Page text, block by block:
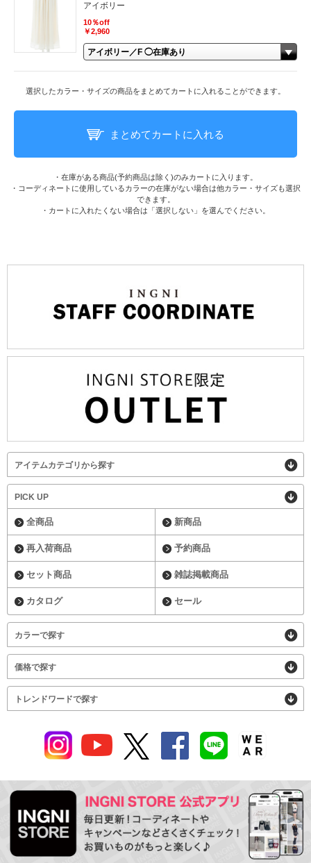
アイボリー
10％off
￥2,960
選択したカラー・サイズの商品をまとめてカートに入れることができます。
まとめてカートに入れる
・在庫がある商品(予約商品は除く)のみカートに入ります。
・コーディネートに使用しているカラーの在庫がない場合は他カラー・サイズも選択
できます。
・カートに入れたくない場合は「選択しない」を選んでください。
アイテムカテゴリから探す
PICK UP
全商品 新商品
再入荷商品 予約商品
セット商品 雑誌掲載商品
カタログ セール
カラーで探す
価格で探す
トレンドワードで探す